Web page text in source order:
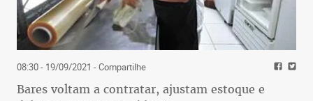
08:30 - 19/09/2021 - Compartilhe
Bares voltam a contratar, ajustam estoque e